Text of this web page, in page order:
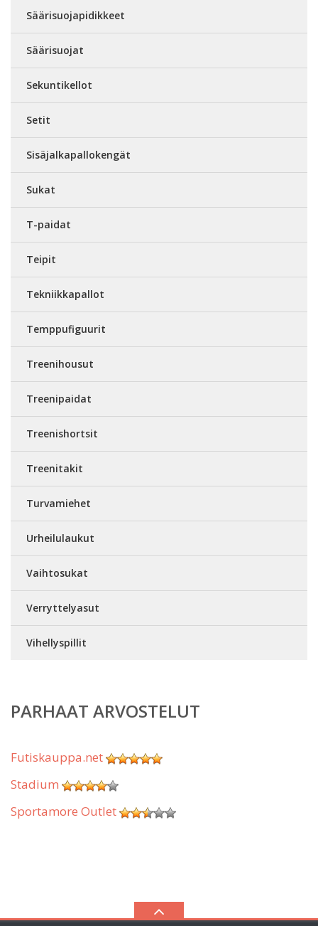
Säärisuojapidikkeet
Säärisuojat
Sekuntikellot
Setit
Sisäjalkapallokengät
Sukat
T-paidat
Teipit
Tekniikkapallot
Temppufiguurit
Treenihousut
Treenipaidat
Treenishortsit
Treenitakit
Turvamiehet
Urheilulaukut
Vaihtosukat
Verryttelyasut
Vihellyspillit
PARHAAT ARVOSTELUT
Futiskauppa.net
Stadium
Sportamore Outlet